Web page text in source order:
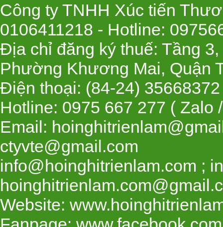
Công ty TNHH Xúc tiến
0106411218 - Hotline:
Địa chỉ đăng ký thuế: Tầng
Phường Khương Mai, Quận
Điện thoại: (84-24)
Hotline: 0975 667 277 ( Zalo
Email:
ctyvte@gmail.com
info@hoinghitrienlam.com ;
Website: